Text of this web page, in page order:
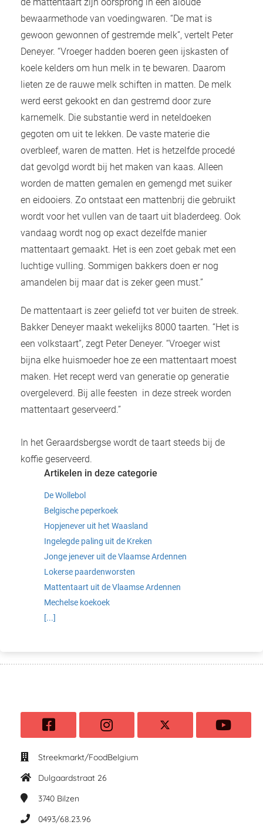
bewaarmethode van voedingwaren. “De mat is
gewoon gewonnen of gestremde melk”, vertelt Peter
Deneyer. “Vroeger hadden boeren geen ijskasten of
koele kelders om hun melk in te bewaren. Daarom
lieten ze de rauwe melk schiften in matten. De melk
werd eerst gekookt en dan gestremd door zure
karnemelk. Die substantie werd in neteldoeken
gegoten om uit te lekken. De vaste materie die
overbleef, waren de matten. Het is hetzelfde procedé
dat gevolgd wordt bij het maken van kaas. Alleen
worden de matten gemalen en gemengd met suiker
en eidooiers. Zo ontstaat een mattenbrij die gebruikt
wordt voor het vullen van de taart uit bladerdeeg. Ook
vandaag wordt nog op exact dezelfde manier
mattentaart gemaakt. Het is een zoet gebak met een
luchtige vulling. Sommigen bakkers doen er nog
amandelen bij maar dat is zeker geen must.”
De mattentaart is zeer geliefd tot ver buiten de streek.
Bakker Deneyer maakt wekelijks 8000 taarten. “Het is
een volkstaart”, zegt Peter Deneyer. “Vroeger wist
bijna elke huismoeder hoe ze een mattentaart moest
maken. Het recept werd van generatie op generatie
overgeleverd. Bij alle feesten in deze streek worden
mattentaart geserveerd.”
In het Geraardsbergse wordt de taart steeds bij de
koffie geserveerd.
Artikelen in deze categorie
De Wollebol
Belgische peperkoek
Hopjenever uit het Waasland
Ingelegde paling uit de Kreken
Jonge jenever uit de Vlaamse Ardennen
Lokerse paardenworsten
Mattentaart uit de Vlaamse Ardennen
Mechelse koekoek
[...]
Streekmarkt/FoodBelgium
Dulgaardstraat 26
3740 Bilzen
0493/68.23.96